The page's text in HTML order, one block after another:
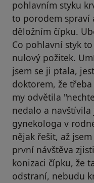
pohlavním styku
to porodem spraví
děložním čípku.
Co pohlavní styk
nulový požitek.
jsem se ji ptala,
doktorem, že
my odvětila
nedalo a
gynekologa v
nějak řešit, až
první návštěva
konizaci čípku, že
odstraní, nebudu